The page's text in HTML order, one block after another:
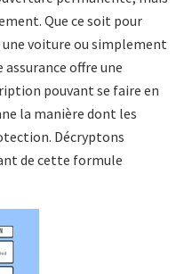
Que ce soit pour
voiture ou simplement
offre une
pouvant se faire en
la manière dont les
Décryptons
de cette formule